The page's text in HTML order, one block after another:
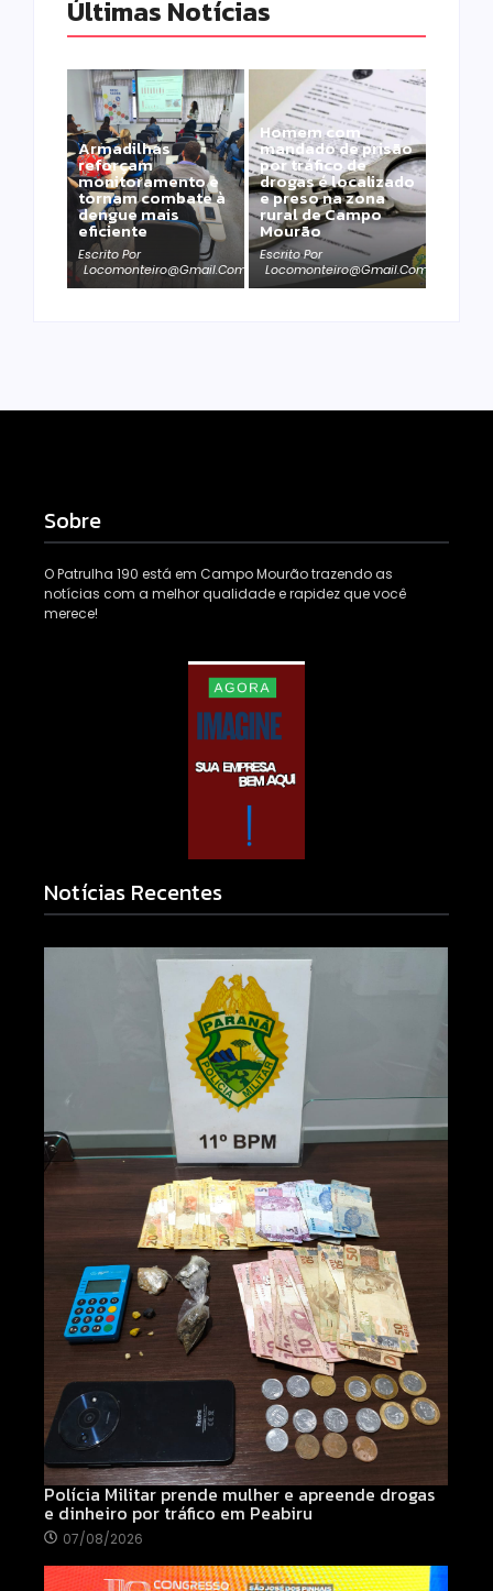
Últimas Notícias
Armadilhas
reforçam
monitoramento e
tornam combate à
dengue mais
eficiente
Escrito Por
Locomonteiro@gmail.com
Homem com
mandado de prisão
por tráfico de
drogas é localizado
e preso na zona
rural de Campo
Mourão
Escrito Por
Locomonteiro@gmail.com
Sobre
O Patrulha 190 está em Campo Mourão trazendo as
notícias com a melhor qualidade e rapidez que você
merece!
Notícias Recentes
Polícia Militar prende mulher e apreende drogas
e dinheiro por tráfico em Peabiru
07/08/2026